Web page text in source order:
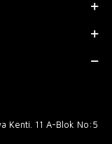
Kenti. 11 A-Blok No:5